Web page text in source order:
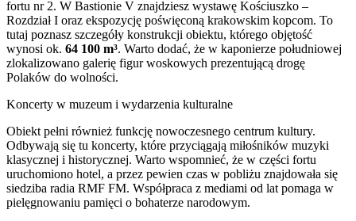
fortu nr 2. W Bastionie V znajdziesz wystawę Kościuszko –
Rozdział I oraz ekspozycję poświęconą krakowskim kopcom. To
tutaj poznasz szczegóły konstrukcji obiektu, którego objętość
wynosi ok. 64 100 m³. Warto dodać, że w kaponierze południowej
zlokalizowano galerię figur woskowych prezentującą drogę
Polaków do wolności.
Koncerty w muzeum i wydarzenia kulturalne
Obiekt pełni również funkcję nowoczesnego centrum kultury.
Odbywają się tu koncerty, które przyciągają miłośników muzyki
klasycznej i historycznej. Warto wspomnieć, że w części fortu
uruchomiono hotel, a przez pewien czas w pobliżu znajdowała się
siedziba radia RMF FM. Współpraca z mediami od lat pomaga w
pielęgnowaniu pamięci o bohaterze narodowym.